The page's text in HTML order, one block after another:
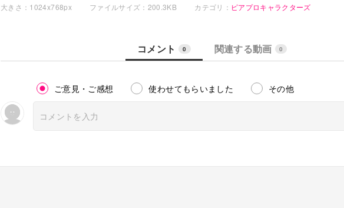
大きさ：1024x768px
ファイルサイズ：200.3KB カテゴリ： ピアプロキャラクターズ
コメント 0 関連する動画 0
ご意見・ご感想 使わせてもらいました その他